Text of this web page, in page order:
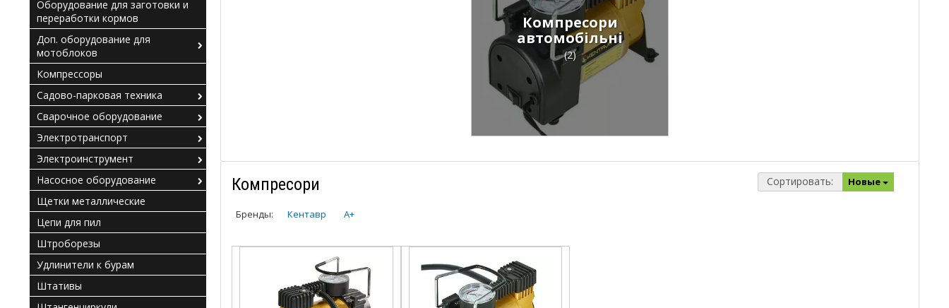
Компресори
автомобільні
(2)
Компресори Сортировать: Новые
Бренды: Кентавр A+
Оборудование для заготовки и
переработки кормов
Доп. оборудование для
мотоблоков
Компрессоры
Садово-парковая техника
Сварочное оборудование
Электротранспорт
Электроинструмент
Насосное оборудование
Щетки металлические
Цепи для пил
Штроборезы
Удлинители к бурам
Штативы